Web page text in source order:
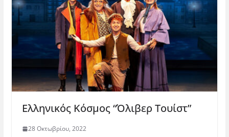
Ελληνικός Κόσμος “Όλιβερ Τουίστ”
28 Οκτωβρίου, 2022